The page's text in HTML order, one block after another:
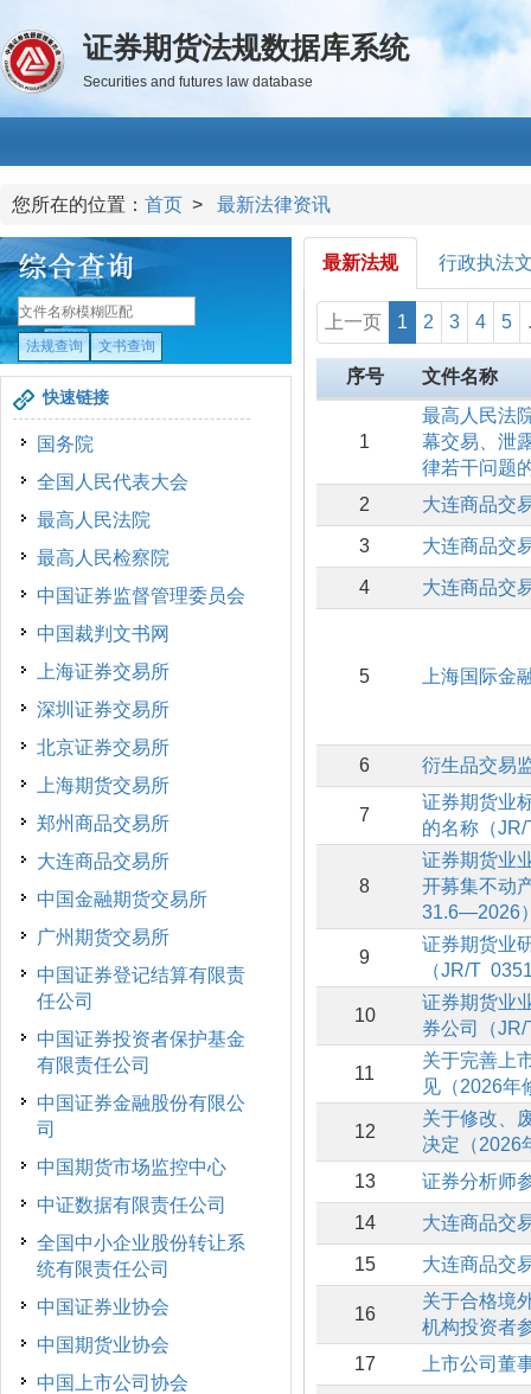
证券期货法规数据库系统
Securities and futures law database
您所在的位置： 首页 > 最新法律资讯
快速链接
国务院
全国人民代表大会
最高人民法院
最高人民检察院
中国证券监督管理委员会
中国裁判文书网
上海证券交易所
深圳证券交易所
北京证券交易所
上海期货交易所
郑州商品交易所
大连商品交易所
中国金融期货交易所
广州期货交易所
中国证券登记结算有限责
任公司
中国证券投资者保护基金
有限责任公司
中国证券金融股份有限公
司
中国期货市场监控中心
中证数据有限责任公司
全国中小企业股份转让系
统有限责任公司
中国证券业协会
中国期货业协会
中国上市公司协会
最新法规 行政执法
上一页 1 2 3 4 5
序号 文件名称
1
最高人民法
幕交易、泄
律若干问题
2
大连商品交
3 大连商品交
4 大连商品交
5 上海国际金
6 衍生品交易
7
证券期货业
的名称（
8
证券期货业
开募集不动
31.6—2026
9
证券期货业
（JR/T
10
证券期货业
券公司（
11
关于完善上
见（2026年
12
关于修改、
决定（2026
13
证券分析师
14 大连商品交
15 大连商品交
16
关于合格境
机构投资者
17
上市公司董